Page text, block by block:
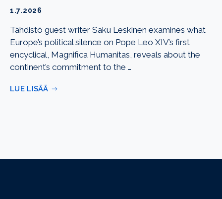
1.7.2026
Tähdistö guest writer Saku Leskinen examines what
Europe’s political silence on Pope Leo XIV’s first
encyclical, Magnifica Humanitas, reveals about the
continent’s commitment to the …
LUE LISÄÄ